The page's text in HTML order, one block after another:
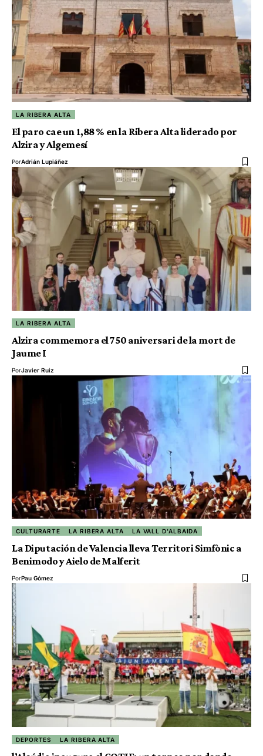
LA RIBERA ALTA
El paro cae un 1,88 % en la Ribera Alta liderado por
Alzira y Algemesí
PorAdrián Lupiáñez
LA RIBERA ALTA
Alzira commemora el 750 aniversari de la mort de
Jaume I
PorJavier Ruiz
CULTURARTE LA RIBERA ALTA LA VALL D'ALBAIDA
La Diputación de Valencia lleva Territori Simfònic a
Benimodo y Aielo de Malferit
PorPau Gómez
DEPORTES LA RIBERA ALTA